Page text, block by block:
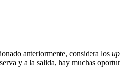
anteriormente, considera los
y a la salida, hay muchas